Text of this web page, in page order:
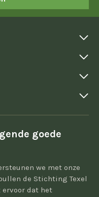
goede
we met onze
de Stichting Texel
dat het